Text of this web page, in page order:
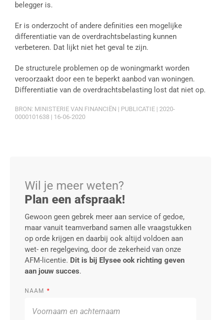
belegger is.
Er is onderzocht of andere definities een mogelijke
differentiatie van de overdrachtsbelasting kunnen
verbeteren. Dat lijkt niet het geval te zijn.
De structurele problemen op de woningmarkt worden
veroorzaakt door een te beperkt aanbod van woningen.
Differentiatie van de overdrachtsbelasting lost dat niet op.
BRON: MINISTERIE VAN FINANCIËN | PUBLICATIE | 2020-
0000101638 | 16-06-2020
Wil je meer weten?
Plan een afspraak!
Gewoon geen gebrek meer aan service of gedoe,
maar vanuit teamverband samen alle vraagstukken
op orde krijgen en daarbij ook altijd voldoen aan
wet- en regelgeving, door de zekerheid van onze
AFM-licentie. Dit is bij Elysee ook richting geven
aan jouw succes.
NAAM